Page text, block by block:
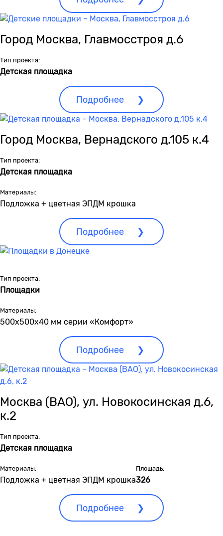
Город Москва, Главмосстроя д.6
Тип проекта:
Детская площадка
Подробнее
Город Москва, Вернадского д.105 к.4
Тип проекта:
Детская площадка
Материалы:
Подложка + цветная ЭПДМ крошка
Подробнее
Тип проекта:
Площадки
Материалы:
500х500х40 мм серии «Комфорт»
Подробнее
Москва (ВАО), ул. Новокосинская д.6,
к.2
Тип проекта:
Детская площадка
Материалы:
Подложка + цветная ЭПДМ крошка
Площадь:
326
Подробнее